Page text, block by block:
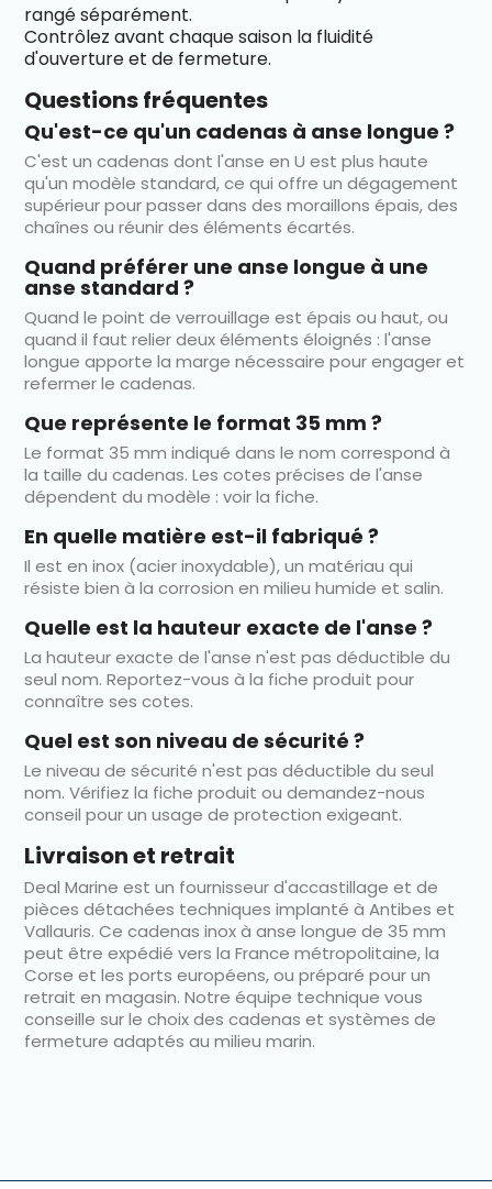
rangé séparément.
Contrôlez avant chaque saison la fluidité
d'ouverture et de fermeture.
Questions fréquentes
Qu'est-ce qu'un cadenas à anse longue ?
C'est un cadenas dont l'anse en U est plus haute
qu'un modèle standard, ce qui offre un dégagement
supérieur pour passer dans des moraillons épais, des
chaînes ou réunir des éléments écartés.
Quand préférer une anse longue à une
anse standard ?
Quand le point de verrouillage est épais ou haut, ou
quand il faut relier deux éléments éloignés : l'anse
longue apporte la marge nécessaire pour engager et
refermer le cadenas.
Que représente le format 35 mm ?
Le format 35 mm indiqué dans le nom correspond à
la taille du cadenas. Les cotes précises de l'anse
dépendent du modèle : voir la fiche.
En quelle matière est-il fabriqué ?
Il est en inox (acier inoxydable), un matériau qui
résiste bien à la corrosion en milieu humide et salin.
Quelle est la hauteur exacte de l'anse ?
La hauteur exacte de l'anse n'est pas déductible du
seul nom. Reportez-vous à la fiche produit pour
connaître ses cotes.
Quel est son niveau de sécurité ?
Le niveau de sécurité n'est pas déductible du seul
nom. Vérifiez la fiche produit ou demandez-nous
conseil pour un usage de protection exigeant.
Livraison et retrait
Deal Marine est un fournisseur d'accastillage et de
pièces détachées techniques implanté à Antibes et
Vallauris. Ce cadenas inox à anse longue de 35 mm
peut être expédié vers la France métropolitaine, la
Corse et les ports européens, ou préparé pour un
retrait en magasin. Notre équipe technique vous
conseille sur le choix des cadenas et systèmes de
fermeture adaptés au milieu marin.